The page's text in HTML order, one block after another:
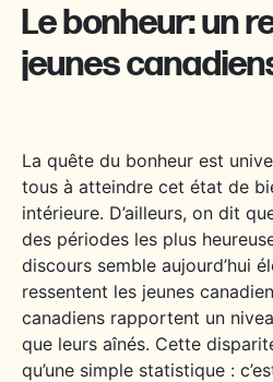
Le bonheur: un
jeunes
La quête du bonheur est
tous à atteindre cet état de
intérieure. D’ailleurs, on dit
des périodes les plus
discours semble aujourd’hui
ressentent les jeunes
canadiens rapportent un
que leurs aînés. Cette
qu’une simple statistique :